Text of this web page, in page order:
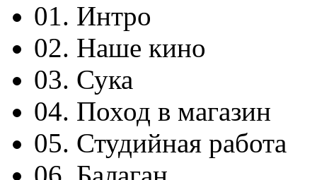
01. Интро
02. Наше кино
03. Сука
04. Поход в магазин
05. Студийная работа